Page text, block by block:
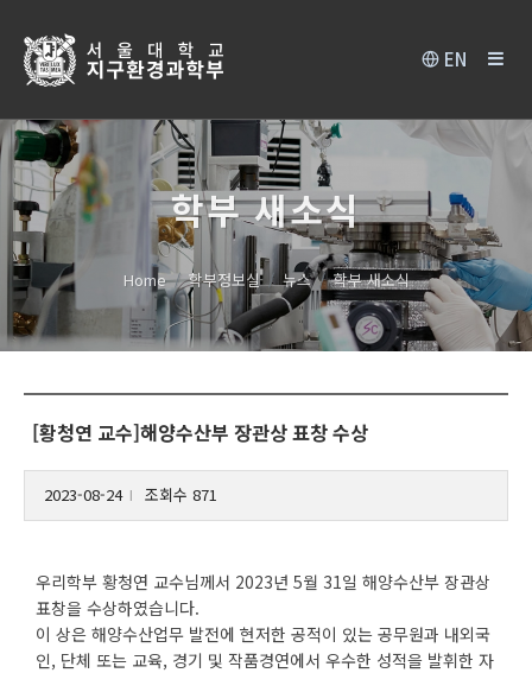
EN
학부 새소식
Home 학부정보실 뉴스 학부 새소식
[황청연 교수]해양수산부 장관상 표창 수상
2023-08-24 조회수 871
우리학부 황청연 교수님께서 2023년 5월 31일 해양수산부 장관상
표창을 수상하였습니다.
이 상은 해양수산업무 발전에 현저한 공적이 있는 공무원과 내외국
인, 단체 또는 교육, 경기 및 작품경연에서 우수한 성적을 발휘한 자